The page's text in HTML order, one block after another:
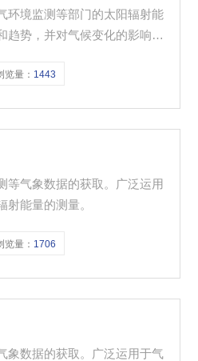
环境监测等部门的太阳辐射能
趋势，并对气候变化的影响进
览量： 1443
等气象数据的获取。广泛运用
能量的测量。
览量： 1706
象数据的获取。广泛运用于气